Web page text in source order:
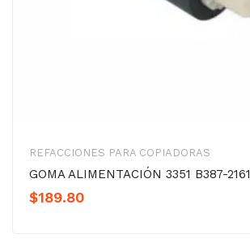
REFACCIONES PARA COPIADORAS
GOMA ALIMENTACIÓN 3351 B387-2161
$189.80